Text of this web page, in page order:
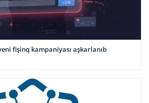
fişinq kampaniyası aşkarlanıb